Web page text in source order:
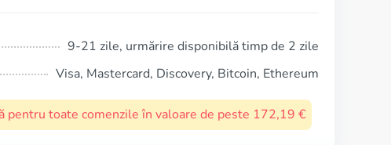
9-21 zile, urmărire disponibilă timp de 2 zile
Visa, Mastercard, Discovery, Bitcoin, Ethereum
pentru toate comenzile în valoare de peste 172,19 €